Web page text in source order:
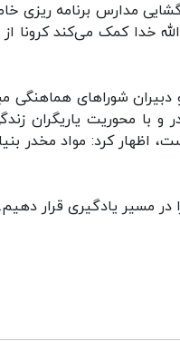
مدارس برنامه ریزی
خدا کمک می‌کند کرونا
شوراهای هماهنگی
و با محوریت یاریگران
اظهار کرد: مواد مخدر
در مسیر یادگیری قرار دهیم.